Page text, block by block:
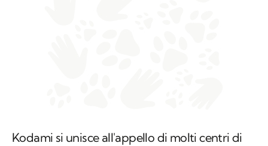
Kodami si unisce all'appello di molti centri di